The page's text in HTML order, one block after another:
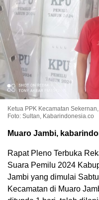
Ketua PPK Kecamatan
Foto: Sultan, Kabarindonesia.co
Muaro Jambi,
Rapat Pleno Terbuka
Suara Pemilu 2024
Jambi yang dimulai
Kecamatan di Muaro